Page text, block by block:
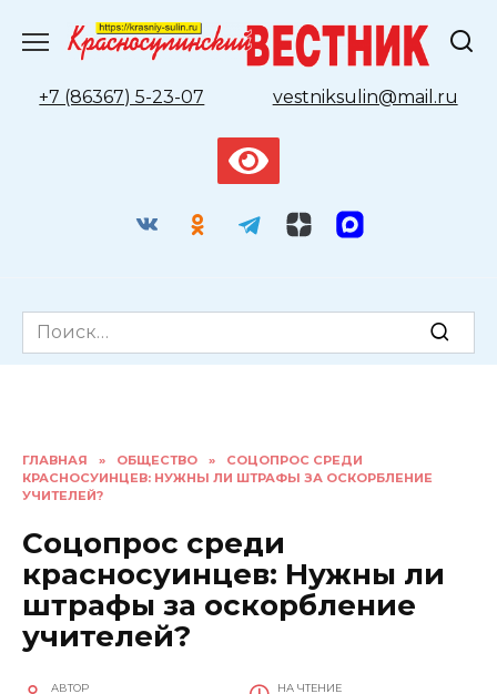
содержанию
+7 (86367) 5-23-07
vestniksulin@mail.ru
Search
for:
ГЛАВНАЯ » ОБЩЕСТВО »
СОЦОПРОС СРЕДИ
КРАСНОСУИНЦЕВ: НУЖНЫ ЛИ ШТРАФЫ ЗА ОСКОРБЛЕНИЕ
УЧИТЕЛЕЙ?
Соцопрос среди
красносуинцев: Нужны ли
штрафы за оскорбление
учителей?
АВТОР НА ЧТЕНИЕ